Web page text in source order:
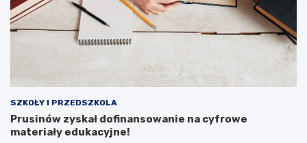
SZKOŁY I PRZEDSZKOLA
Prusinów zyskał dofinansowanie na cyfrowe
materiały edukacyjne!